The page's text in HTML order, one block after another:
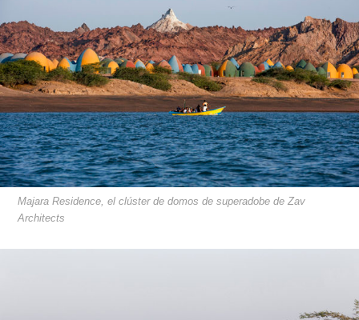
Majara Residence, el clúster de domos de superadobe de Zav
Architects